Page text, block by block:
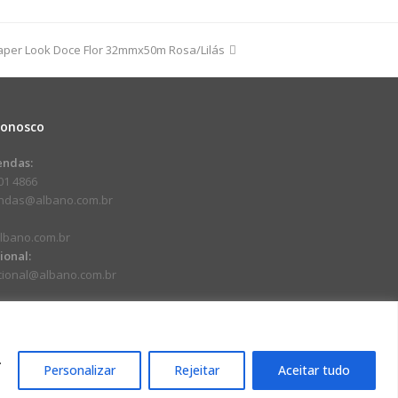
Personalizar Rejeitar Aceitar tudo
Look Doce Flor 32mmx50m Rosa/Lilás
4866
92